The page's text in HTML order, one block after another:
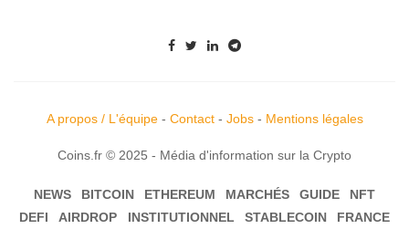
A propos / L'équipe- Contact- Jobs- Mentions légales
Coins.fr © 2025 - Média d'information sur la Crypto
NEWS BITCOIN ETHEREUM MARCHÉS GUIDE
NFT
DEFI
AIRDROP INSTITUTIONNEL STABLECOIN FRANCE